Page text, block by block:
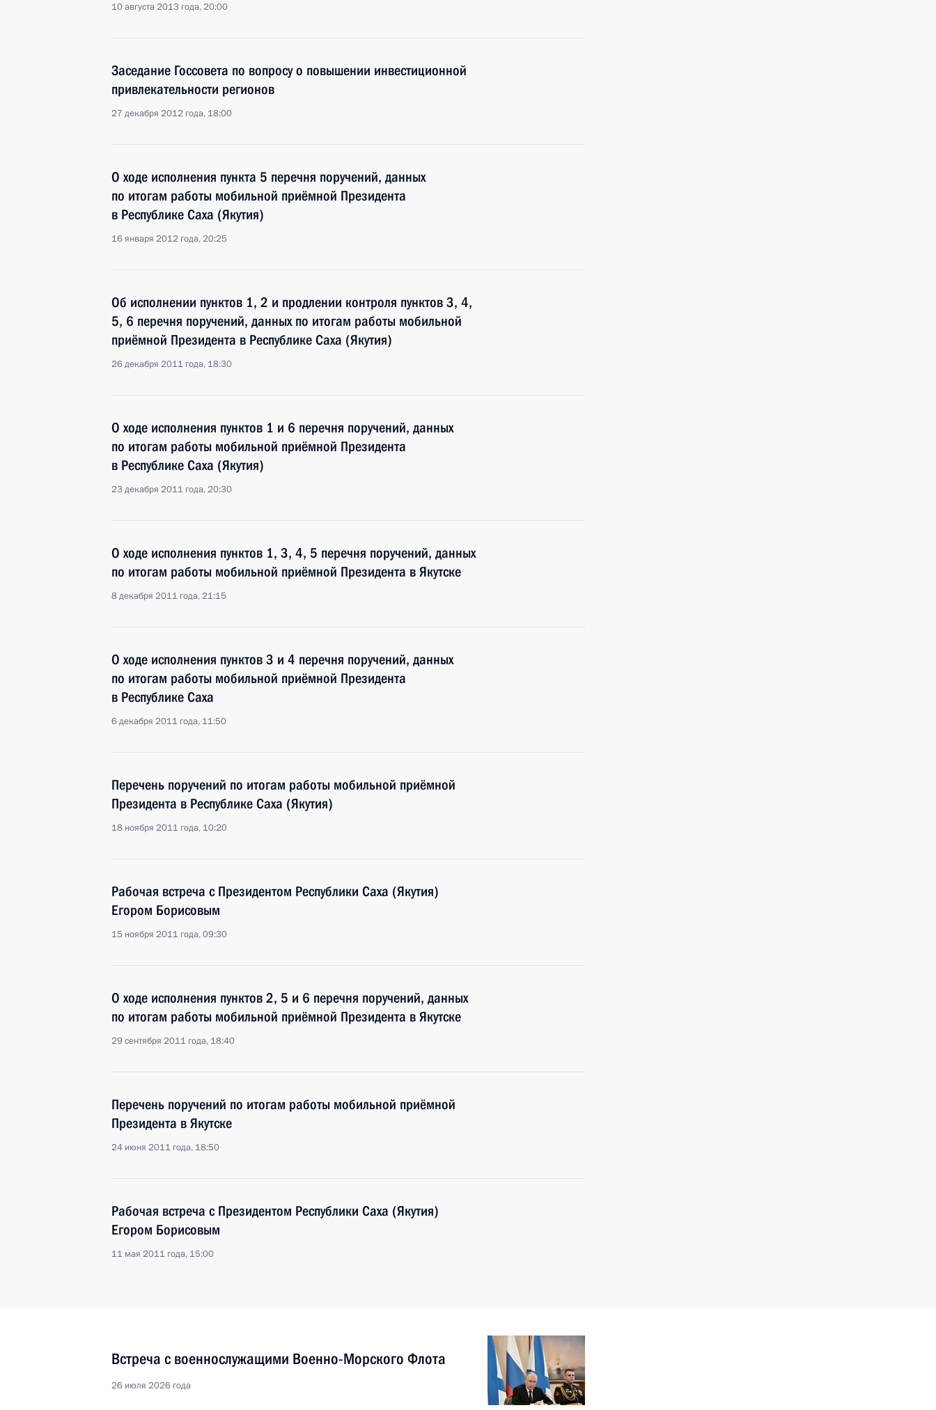
10 августа 2013 года, 20:00
Заседание Госсовета по вопросу о повышении инвестиционной
привлекательности регионов
27 декабря 2012 года, 18:00
О ходе исполнения пункта 5 перечня поручений, данных
по итогам работы мобильной приёмной Президента
в Республике Саха (Якутия)
16 января 2012 года, 20:25
Об исполнении пунктов 1, 2 и продлении контроля пунктов 3, 4,
5, 6 перечня поручений, данных по итогам работы мобильной
приёмной Президента в Республике Саха (Якутия)
26 декабря 2011 года, 18:30
О ходе исполнения пунктов 1 и 6 перечня поручений, данных
по итогам работы мобильной приёмной Президента
в Республике Саха (Якутия)
23 декабря 2011 года, 20:30
О ходе исполнения пунктов 1, 3, 4, 5 перечня поручений, данных
по итогам работы мобильной приёмной Президента в Якутске
8 декабря 2011 года, 21:15
О ходе исполнения пунктов 3 и 4 перечня поручений, данных
по итогам работы мобильной приёмной Президента
в Республике Саха
6 декабря 2011 года, 11:50
Перечень поручений по итогам работы мобильной приёмной
Президента в Республике Саха (Якутия)
18 ноября 2011 года, 10:20
Рабочая встреча с Президентом Республики Саха (Якутия)
Егором Борисовым
15 ноября 2011 года, 09:30
О ходе исполнения пунктов 2, 5 и 6 перечня поручений, данных
по итогам работы мобильной приёмной Президента в Якутске
29 сентября 2011 года, 18:40
Перечень поручений по итогам работы мобильной приёмной
Президента в Якутске
24 июня 2011 года, 18:50
Рабочая встреча с Президентом Республики Саха (Якутия)
Егором Борисовым
11 мая 2011 года, 15:00
Встреча с военнослужащими Военно-Морского Флота
26 июля 2026 года